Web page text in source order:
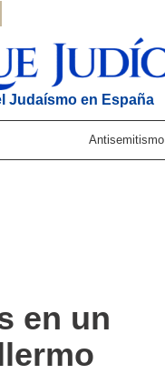
Judaísmo en España
Antisemitismo
en un